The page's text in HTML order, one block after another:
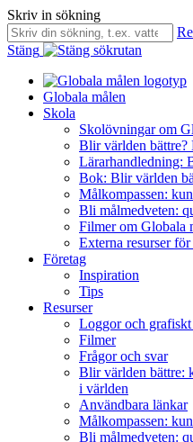
Skriv in sökning
Stäng
Globala målen
Skola
Skolövningar om
Blir världen bättre?
Lärarhandledning:
Bok: Blir världen
Målkompassen:
Bli målmedveten:
Filmer om Globala
Externa resurser
Företag
Inspiration
Tips
Resurser
Loggor och grafiskt
Filmer
Frågor och svar
Blir världen bättre:
i världen
Användbara länkar
Målkompassen:
Bli målmedveten: